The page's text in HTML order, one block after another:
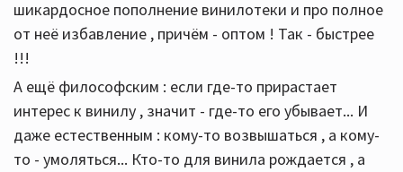
шикардосное пополнение винилотеки и про полное
от неё избавление , причём - оптом ! Так - быстрее
!!!
А ещё философским : если где-то прирастает
интерес к винилу , значит - где-то его убывает... И
даже естественным : кому-то возвышаться , а кому-
то - умоляться... Кто-то для винила рождается , а